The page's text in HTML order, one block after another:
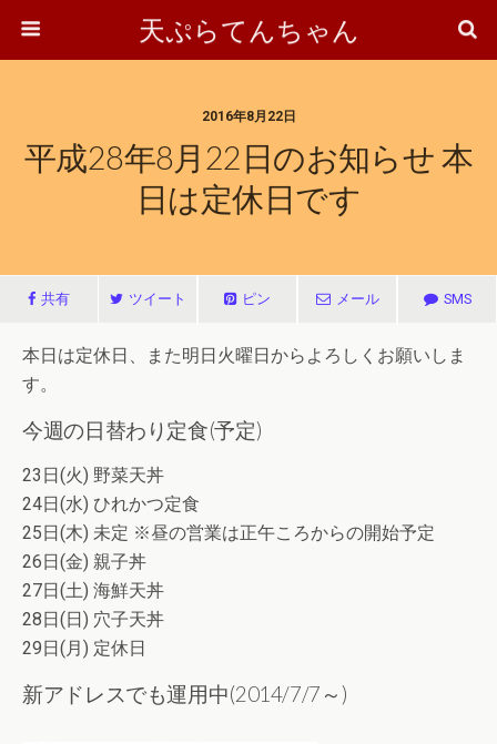
天ぷらてんちゃん
2016年8月22日
平成28年8月22日のお知らせ 本
日は定休日です
共有 ツイート ピン メール SMS
本日は定休日、また明日火曜日からよろしくお願いしま
す。
今週の日替わり定食(予定)
23日(火) 野菜天丼
24日(水) ひれかつ定食
25日(木) 未定 ※昼の営業は正午ころからの開始予定
26日(金) 親子丼
27日(土) 海鮮天丼
28日(日) 穴子天丼
29日(月) 定休日
新アドレスでも運用中(2014/7/7～)